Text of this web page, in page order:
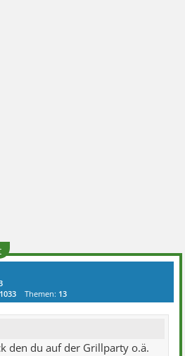
1033 Themen: 13
den du auf der Grillparty o.ä.